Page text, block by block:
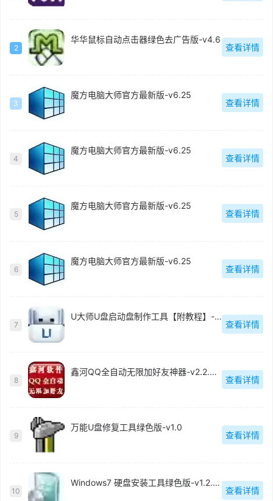
2
华华鼠标自动点击器绿色去广告版-v4.6
查看详情
3
魔方电脑大师官方最新版-v6.25
查看详情
4
魔方电脑大师官方最新版-v6.25
查看详情
5
魔方电脑大师官方最新版-v6.25
查看详情
6
魔方电脑大师官方最新版-v6.25
查看详情
7
U大师U盘启动盘制作工具【附教程】-v【】
查看详情
8
鑫河QQ全自动无限加好友神器-v2.2.3.6
查看详情
9
万能U盘修复工具绿色版-v1.0
查看详情
10
Windows7 硬盘安装工具绿色版-v1.2.0.62
查看详情